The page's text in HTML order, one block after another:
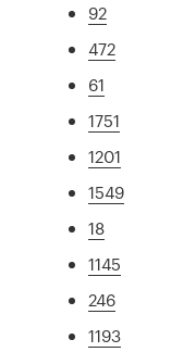
92
472
61
1751
1201
1549
18
1145
246
1193